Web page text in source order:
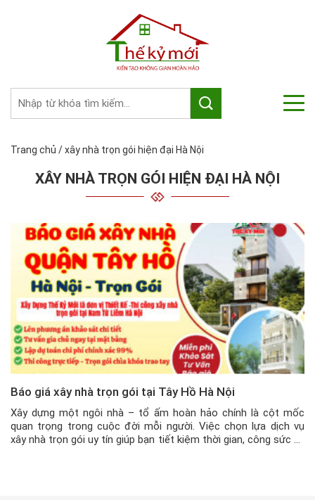
Trang chủ /xây nhà trọn gói hiện đại Hà Nội
XÂY NHÀ TRỌN GÓI HIỆN ĐẠI HÀ NỘI
Báo giá xây nhà trọn gói tại Tây Hồ Hà Nội
Xây dựng một ngôi nhà – tổ ấm hoàn hảo chính là cột mốc
quan trọng trong cuộc đời mỗi người. Việc chọn lựa dịch vụ
xây nhà trọn gói uy tín giúp bạn tiết kiệm thời gian, công sức và